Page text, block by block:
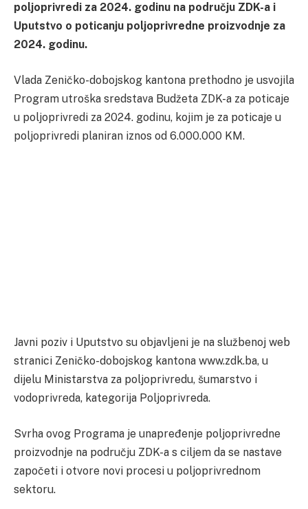
poljoprivredi za 2024. godinu na području ZDK-a i
Uputstvo o poticanju poljoprivredne proizvodnje za
2024. godinu.
Vlada Zeničko-dobojskog kantona prethodno je usvojila
Program utroška sredstava Budžeta ZDK-a za poticaje
u poljoprivredi za 2024. godinu, kojim je za poticaje u
poljoprivredi planiran iznos od 6.000.000 KM.
Javni poziv i Uputstvo su objavljeni je na službenoj web
stranici Zeničko-dobojskog kantona www.zdk.ba, u
dijelu Ministarstva za poljoprivredu, šumarstvo i
vodoprivreda, kategorija Poljoprivreda.
Svrha ovog Programa je unapređenje poljoprivredne
proizvodnje na području ZDK-a s ciljem da se nastave
započeti i otvore novi procesi u poljoprivrednom
sektoru.